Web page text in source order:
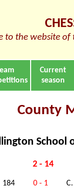
to the website of
Current
season
County
School
2 - 14
184 0 - 1